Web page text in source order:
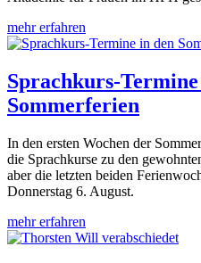
mehr erfahren
Sprachkurs-
Sommerferien
In den ersten Wochen der
die Sprachkurse zu den
aber die letzten beiden
Donnerstag 6. August.
mehr erfahren